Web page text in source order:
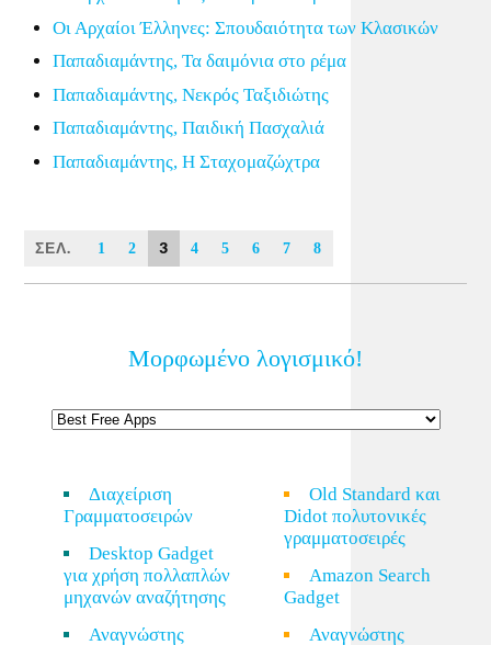
Οι Αρχαίοι Έλληνες: Σπουδαιότητα των Κλασικών
Παπαδιαμάντης, Τα δαιμόνια στο ρέμα
Παπαδιαμάντης, Νεκρός Ταξιδιώτης
Παπαδιαμάντης, Παιδική Πασχαλιά
Παπαδιαμάντης, Η Σταχομαζώχτρα
ΣΕΛ. 1 2 3 4 5 6 7 8
Μορφωμένο λογισμικό!
Διαχείριση
Γραμματοσειρών
Desktop Gadget
για χρήση πολλαπλών
μηχανών αναζήτησης
Αναγνώστης
Old Standard και
Didot πολυτονικές
γραμματοσειρές
Amazon Search
Gadget
Αναγνώστης